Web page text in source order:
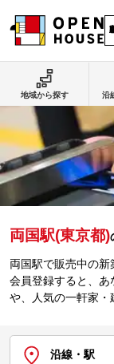
両国駅(東京都)
両国駅で販売中の新
会員登録すると、
や、人気の一軒家・
沿線・駅
地域から探す 沿